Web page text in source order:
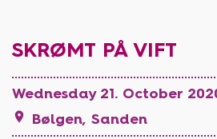
SKRØMT PÅ VIFT
Wednesday 21. October
 Bølgen, Sanden